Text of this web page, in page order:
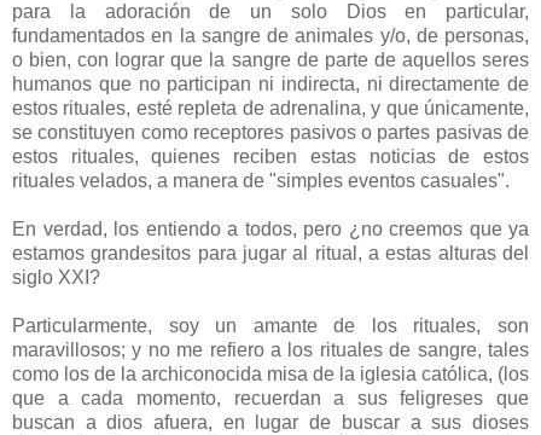
para la adoración de un solo Dios en particular,
fundamentados en la sangre de animales y/o, de personas,
o bien, con lograr que la sangre de parte de aquellos seres
humanos que no participan ni indirecta, ni directamente de
estos rituales, esté repleta de adrenalina, y que únicamente,
se constituyen como receptores pasivos o partes pasivas de
estos rituales, quienes reciben estas noticias de estos
rituales velados, a manera de "simples eventos casuales".
En verdad, los entiendo a todos, pero ¿no creemos que ya
estamos grandesitos para jugar al ritual, a estas alturas del
siglo XXI?
Particularmente, soy un amante de los rituales, son
maravillosos; y no me refiero a los rituales de sangre, tales
como los de la archiconocida misa de la iglesia católica, (los
que a cada momento, recuerdan a sus feligreses que
buscan a dios afuera, en lugar de buscar a sus dioses